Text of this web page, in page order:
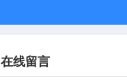
在线留言